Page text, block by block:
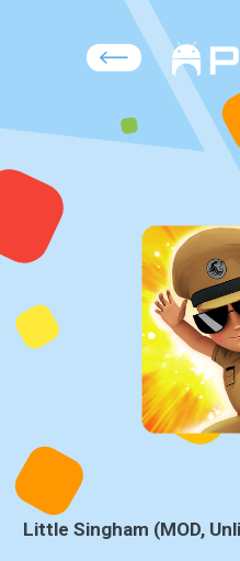
Little Singham (MOD,